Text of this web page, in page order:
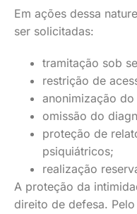
Em ações dessa
ser solicitadas:
tramitação sob
restrição de
anonimização
omissão do
proteção de
psiquiátricos;
realização
A proteção da
direito de defesa.